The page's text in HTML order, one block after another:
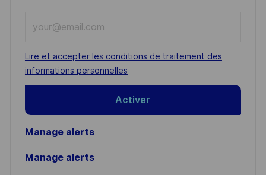
Email
address
(Required)
Required
Lire et accepter les conditions de traitement des
informations personnelles
Activer
Manage alerts
Manage alerts